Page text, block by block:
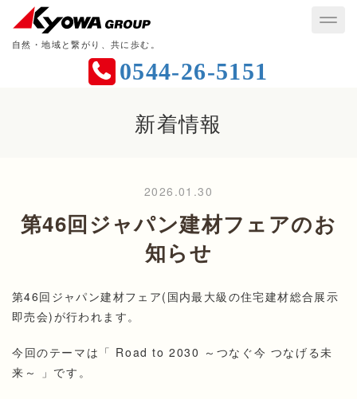
自然・地域と繋がり、共に歩む。
0544-26-5151
新着情報
2026.01.30
第46回ジャパン建材フェアのお
知らせ
第46回ジャパン建材フェア(国内最大級の住宅建材総合展示
即売会)が行われます。
今回のテーマは「 Road to 2030 ～つなぐ今 つなげる未
来～ 」です。